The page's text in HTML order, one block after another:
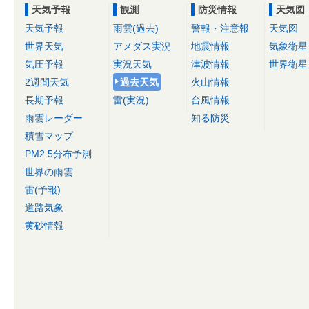
天気予報
天気予報
世界天気
気圧予報
2週間天気
長期予報
雨雲レーダー
積雪マップ
PM2.5分布予測
世界の雨雲
雷(予報)
道路気象
黄砂情報
観測
雨雲(過去)
アメダス実況
実況天気
過去天気
雷(実況)
防災情報
警報・注意報
地震情報
津波情報
火山情報
台風情報
知る防災
天気図
天気図
気象衛星
世界衛星